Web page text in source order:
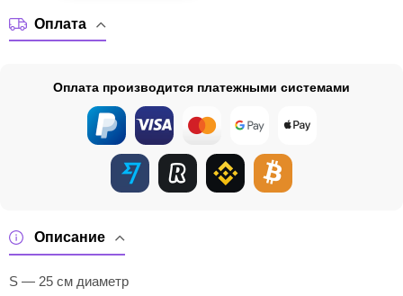
Описание
S — 25 см диаметр
Оплата
Оплата производится платежными системами